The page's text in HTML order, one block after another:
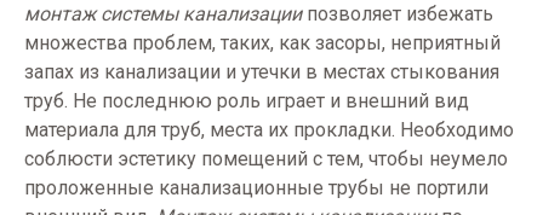
монтаж системы канализациипозволяет избежать
множества проблем, таких, как засоры, неприятный
запах из канализации и утечки в местах стыкования
труб. Не последнюю роль играет и внешний вид
материала для труб, места их прокладки. Необходимо
соблюсти эстетику помещений с тем, чтобы неумело
проложенные канализационные трубы не портили